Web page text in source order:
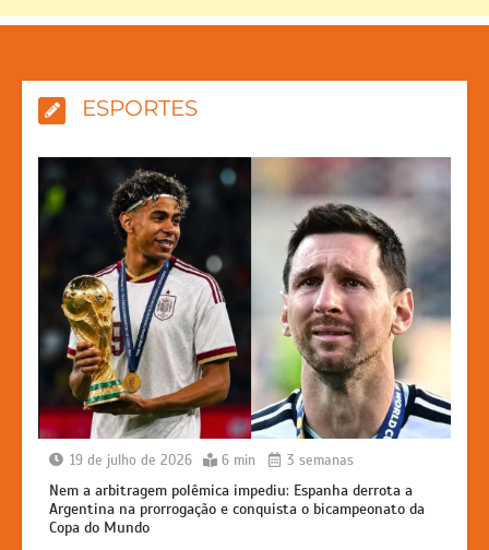
ESPORTES
19 de julho de 2026 6 min 3 semanas
Nem a arbitragem polêmica impediu: Espanha derrota a
Argentina na prorrogação e conquista o bicampeonato da
Copa do Mundo